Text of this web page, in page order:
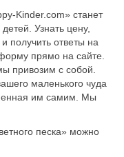
Kinder.com» станет
Узнать цену,
получить ответы на
прямо на сайте.
привозим с собой.
маленького чуда
им самим. Мы
песка» можно